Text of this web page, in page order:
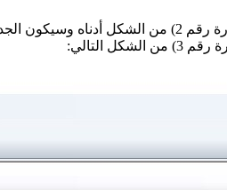
من قائمة عمليات نختار الإجازات الساعية فيظهر لنا